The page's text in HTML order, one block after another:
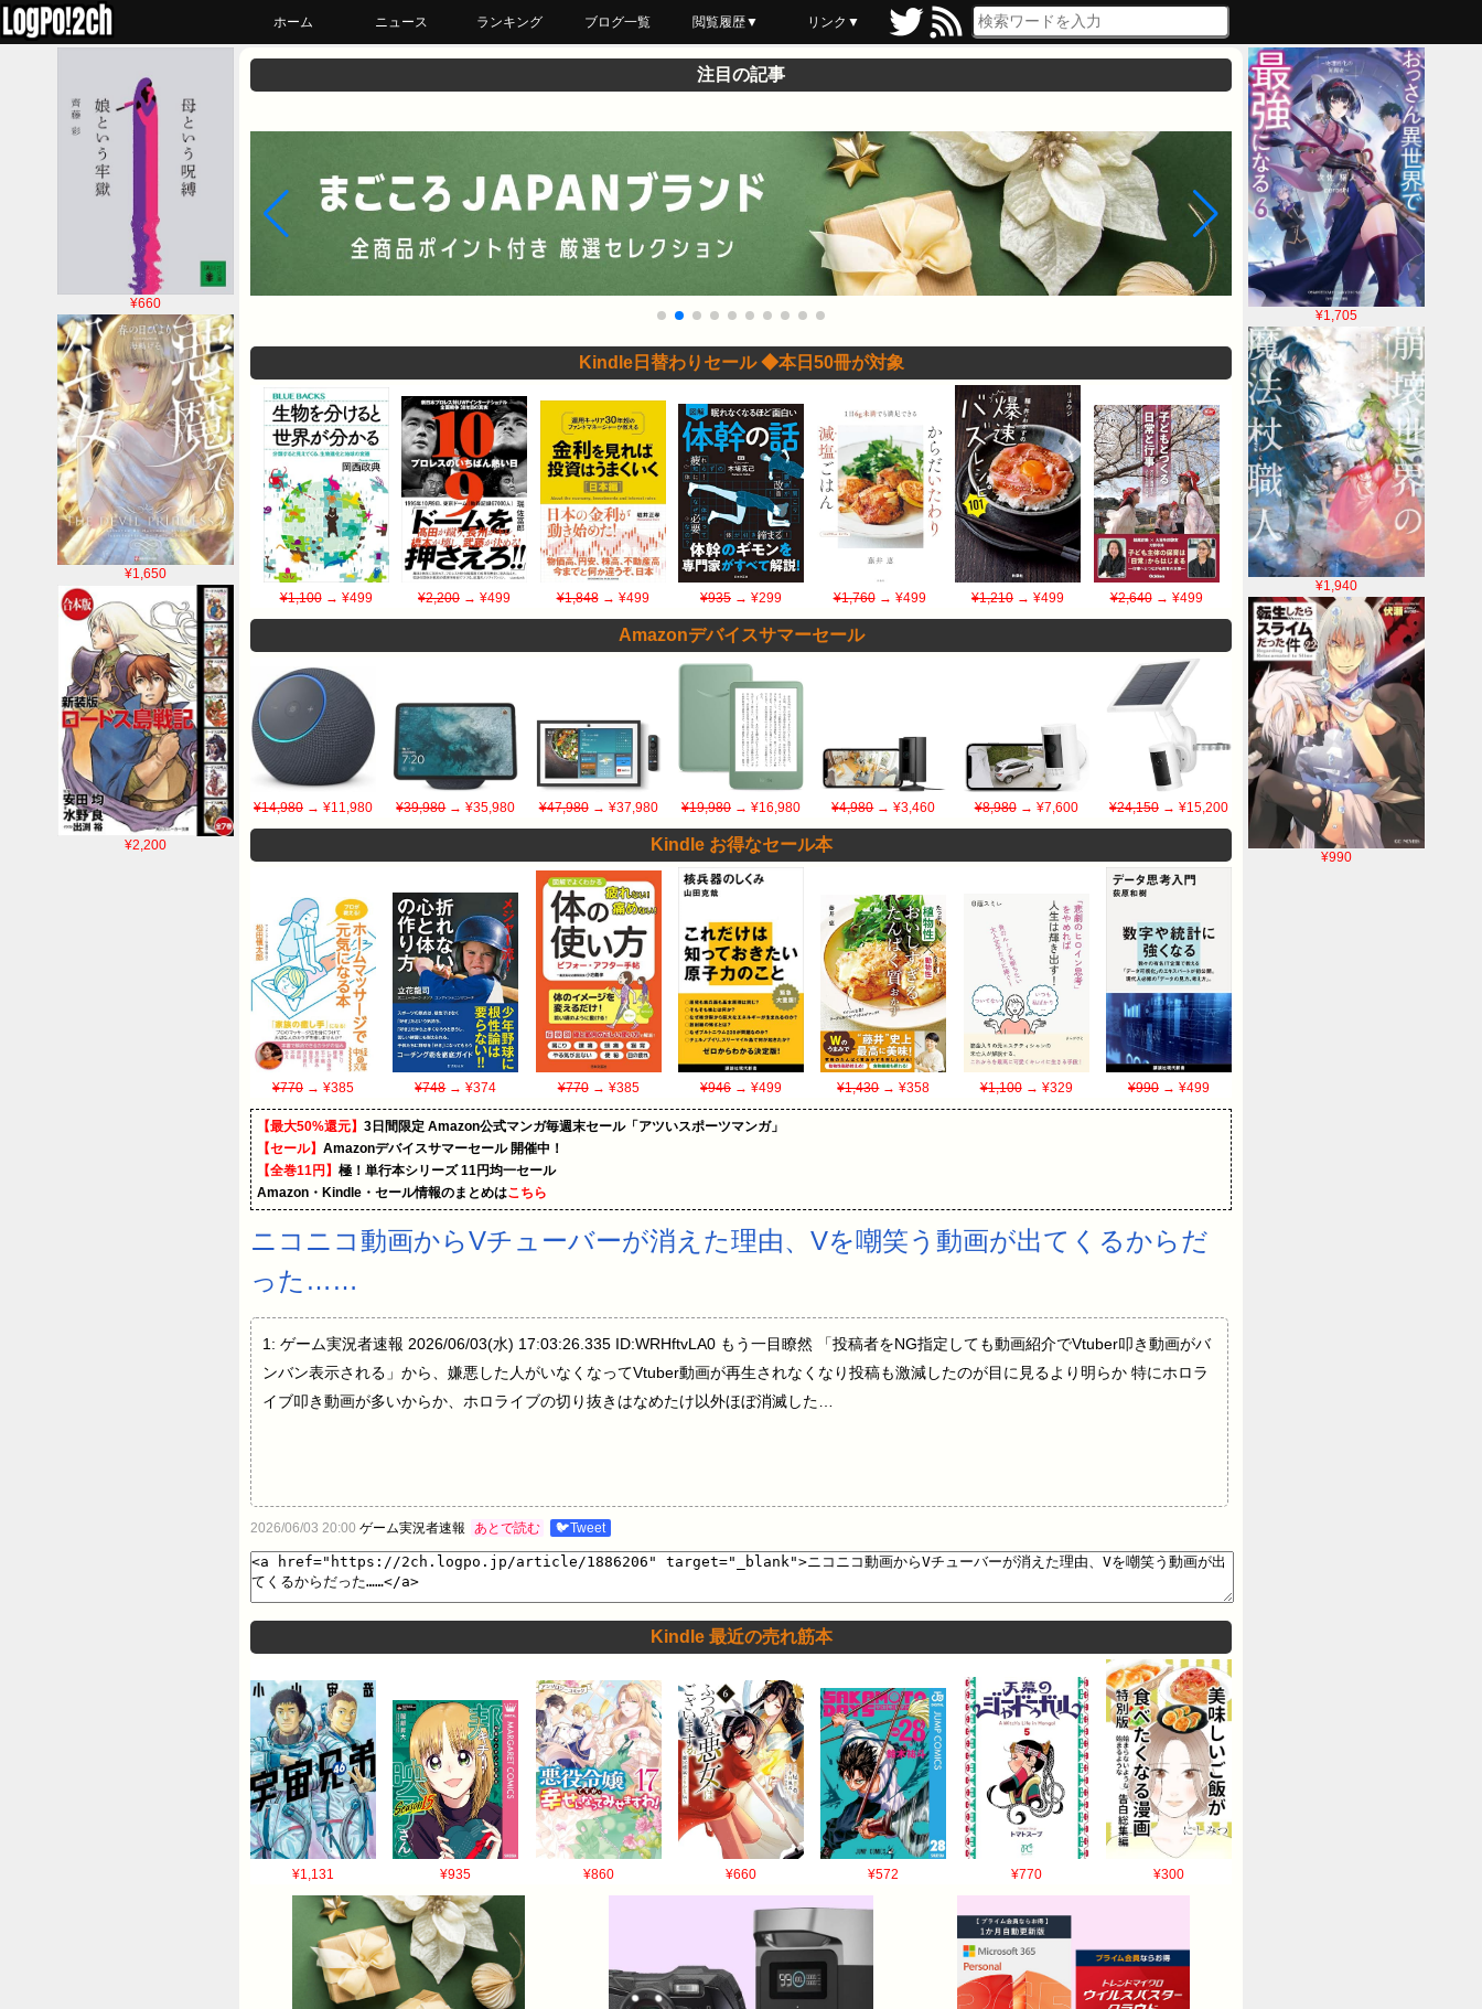
ホーム ニュース ランキング ブログ一覧 閲覧履歴▼
最近読んだ
あとで読む
ブックマーク
リンク▼
¥1,705
¥1,940
¥990
¥660
¥1,650
¥2,200
注目の記事
Kindle日替わりセール ◆本日50冊が対象
¥1,100→ ¥499 ¥2,200 → ¥499 ¥1,848→ ¥499 ¥935 → ¥299 ¥1,760→ ¥499 ¥1,210 → ¥499 ¥2,640→ ¥499
Amazonデバイスサマーセール
¥14,980 → ¥11,980 ¥39,980→ ¥35,980 ¥47,980→ ¥37,980 ¥19,980→ ¥16,980 ¥4,980→ ¥3,460 ¥8,980→ ¥7,600 ¥24,150→ ¥15,200
Kindle お得なセール本
¥770 → ¥385 ¥748→ ¥374 ¥770→ ¥385 ¥946→ ¥499 ¥1,430→ ¥358 ¥1,100→ ¥329 ¥990→ ¥499
【最大50%還元】 3日間限定 Amazon公式マンガ毎週末セール「アツいスポーツマンガ」
【セール】 Amazonデバイスサマーセール 開催中！
【全巻11円】 極！単行本シリーズ 11円均一セール
Amazon・Kindle・セール情報のまとめはこちら
ニコニコ動画からVチューバーが消えた理由、Vを嘲笑う動画が出てくるからだ
った……
1: ゲーム実況者速報 2026/06/03(水) 17:03:26.335 ID:WRHftvLA0 もう一目瞭然 「投稿者をNG指定しても動画紹介でVtuber叩き動画がバ
ンバン表示される」から、嫌悪した人がいなくなってVtuber動画が再生されなくなり投稿も激減したのが目に見るより明らか 特にホロラ
イブ叩き動画が多いからか、ホロライブの切り抜きはなめたけ以外ほぼ消滅した…
2026/06/03 20:00 ゲーム実況者速報 あとで読む 🐦Tweet
Kindle 最近の売れ筋本
¥1,131 ¥935 ¥860 ¥660 ¥572 ¥770 ¥300